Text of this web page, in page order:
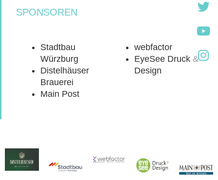
SPONSOREN
Stadtbau
Würzburg
Distelhäuser
Brauerei
Main Post
webfactor
EyeSee Druck &
Design